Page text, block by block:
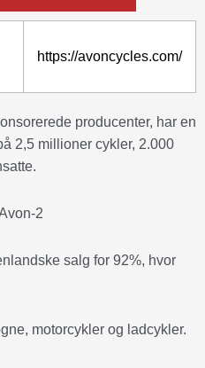
https://avoncycles.com/
producenter, har en
2,5 millioner cykler, 2.000
salg for 92%, hvor
motorcykler og ladcykler.